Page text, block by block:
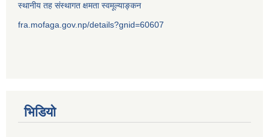
स्थानीय तह संस्थागत क्षमता स्वमूल्याङ्कन
fra.mofaga.gov.np/details?gnid=60607
भिडियो